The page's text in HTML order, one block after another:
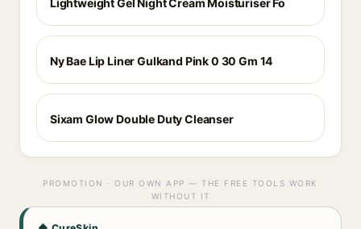
Lightweight Gel Night Cream Moisturiser Fo
Ny Bae Lip Liner Gulkand Pink 0 30 Gm 14
Sixam Glow Double Duty Cleanser
PROMOTION · OUR OWN APP — THE FREE TOOLS WORK
WITHOUT IT